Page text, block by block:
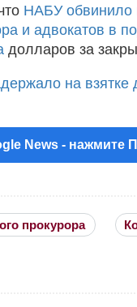
НАБУ обвинило
и адвокатов в
долларов за
на взятке
News - нажмите
прокурора